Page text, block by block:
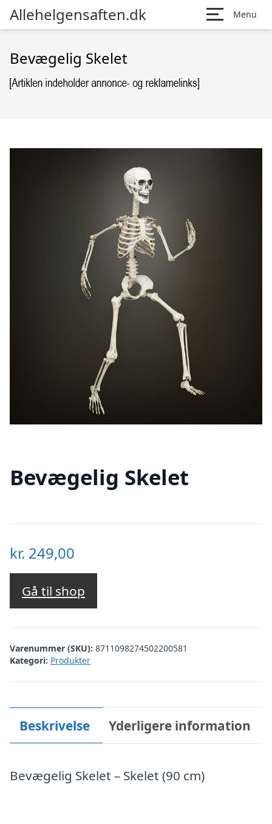
Allehelgensaften.dk Menu
Bevægelig Skelet
Bevægelig Skelet
kr. 249,00
Gå til shop
Varenummer (SKU): 8711098274502200581
Kategori: Produkter
Beskrivelse Yderligere information
Bevægelig Skelet – Skelet (90 cm)